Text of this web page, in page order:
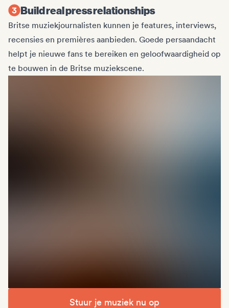
Build real press relationships
Britse muziekjournalisten kunnen je features, interviews,
recensies en premières aanbieden. Goede persaandacht
helpt je nieuwe fans te bereiken en geloofwaardigheid op
te bouwen in de Britse muziekscene.
Stuur je muziek nu op